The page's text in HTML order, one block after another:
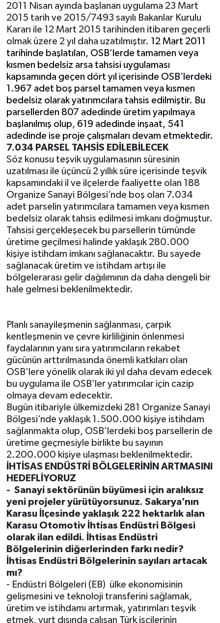
2011 Nisan ayında başlanan uygulama 23 Mart
2015 tarih ve 2015/7493 sayılı Bakanlar Kurulu
Kararı ile 12 Mart 2015 tarihinden itibaren geçerli
olmak üzere 2 yıl daha uzatılmıştır. 12 Mart 2011
tarihinde başlatılan, OSB’lerde tamamen veya
kısmen bedelsiz arsa tahsisi uygulaması
kapsamında geçen dört yıl içerisinde OSB’lerdeki
1.967 adet boş parsel tamamen veya kısmen
bedelsiz olarak yatırımcılara tahsis edilmiştir. Bu
parsellerden 807 adedinde üretim yapılmaya
başlanılmış olup, 619 adedinde inşaat, 541
adedinde ise proje çalışmaları devam etmektedir.
7.034 PARSEL TAHSİS EDİLEBİLECEK
Söz konusu teşvik uygulamasının süresinin
uzatılması ile üçüncü 2 yıllık süre içerisinde teşvik
kapsamındaki il ve ilçelerde faaliyette olan 188
Organize Sanayi Bölgesi’nde boş olan 7.034
adet parselin yatırımcılara tamamen veya kısmen
bedelsiz olarak tahsis edilmesi imkanı doğmuştur.
Tahsisi gerçekleşecek bu parsellerin tümünde
üretime geçilmesi halinde yaklaşık 280.000
kişiye istihdam imkanı sağlanacaktır. Bu sayede
sağlanacak üretim ve istihdam artışı ile
bölgelerarası gelir dağılımının da daha dengeli bir
hale gelmesi beklenilmektedir.
Planlı sanayileşmenin sağlanması, çarpık
kentleşmenin ve çevre kirliliğinin önlenmesi
faydalarının yanı sıra yatırımcıların rekabet
gücünün arttırılmasında önemli katkıları olan
OSB’lere yönelik olarak iki yıl daha devam edecek
bu uygulama ile OSB’ler yatırımcılar için cazip
olmaya devam edecektir.
Bugün itibariyle ülkemizdeki 281 Organize Sanayi
Bölgesi’nde yaklaşık 1.500.000 kişiye istihdam
sağlanmakta olup, OSB’lerdeki boş parsellerin de
üretime geçmesiyle birlikte bu sayının
2.200.000 kişiye ulaşması beklenilmektedir.
İHTİSAS ENDÜSTRİ BÖLGELERİNİN ARTMASINI
HEDEFLİYORUZ
- Sanayi sektörünün büyümesi için aralıksız
yeni projeler yürütüyorsunuz. Sakarya’nın
Karasu İlçesinde yaklaşık 222 hektarlık alan
Karasu Otomotiv İhtisas Endüstri Bölgesi
olarak ilan edildi. İhtisas Endüstri
Bölgelerinin diğerlerinden farkı nedir?
İhtisas Endüstri Bölgelerinin sayıları artacak
mı?
- Endüstri Bölgeleri (EB) ülke ekonomisinin
gelişmesini ve teknoloji transferini sağlamak,
üretim ve istihdamı artırmak, yatırımları teşvik
etmek, yurt dışında çalışan Türk işçilerinin